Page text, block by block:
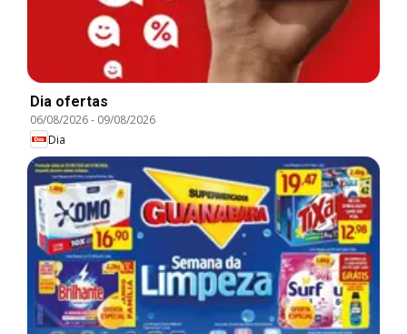
Dia ofertas
06/08/2026- 09/08/2026
Dia